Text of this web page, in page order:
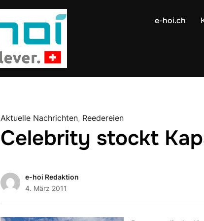
e-hoi.ch
Aktuelle Nachrichten, Reedereien
Celebrity stockt
e-hoi Redaktion
4. März 2011